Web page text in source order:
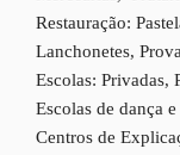
Restauração:
Lanchonetes,
Escolas: Privadas,
Escolas de dança
Centros de